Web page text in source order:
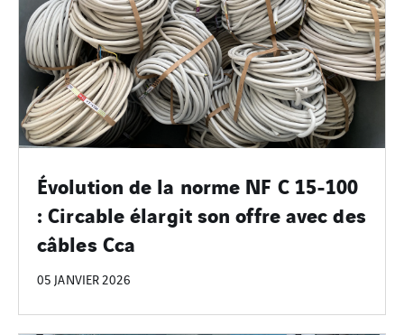
Évolution de la norme NF C 15‑100
: Circable élargit son offre avec des
câbles Cca
05 JANVIER 2026